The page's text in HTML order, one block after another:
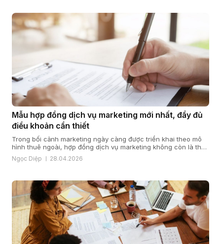
Mẫu hợp đồng dịch vụ marketing mới nhất, đầy đủ
điều khoản cần thiết
Trong bối cảnh marketing ngày càng được triển khai theo mô
hình thuê ngoài, hợp đồng dịch vụ marketing không còn là thủ
tục mang tính hình thức, mà là nền tảng quyết định hiệu quả
hợp tác giữa doanh nghiệp và đối tác. Từ kinh nghiệm triển
Ngọc Diệp 28.04.2026